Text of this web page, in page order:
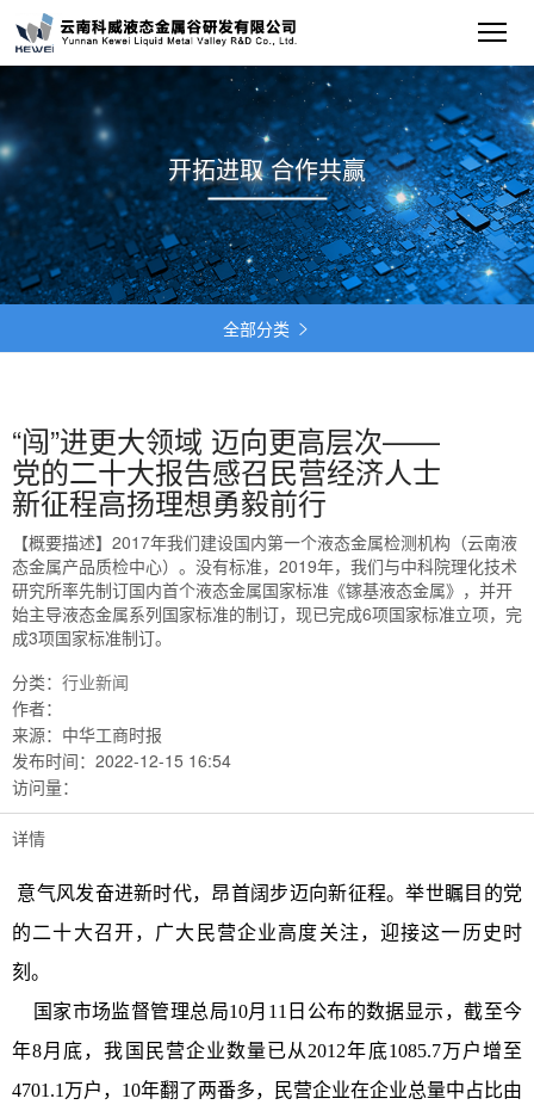
开拓进取 合作共赢
全部分类 
“闯”进更大领域 迈向更高层次——
党的二十大报告感召民营经济人士
新征程高扬理想勇毅前行
【概要描述】 2017年我们建设国内第一个液态金属检测机构（云南液
态金属产品质检中心）。没有标准，2019年，我们与中科院理化技术
研究所率先制订国内首个液态金属国家标准《镓基液态金属》，并开
始主导液态金属系列国家标准的制订，现已完成6项国家标准立项，完
成3项国家标准制订。
分类： 行业新闻
作者：
来源： 中华工商时报
发布时间： 2022-12-15 16:54
访问量：
详情
意气风发奋进新时代，昂首阔步迈向新征程。举世瞩目的党
的二十大召开，广大民营企业高度关注，迎接这一历史时
刻。
国家市场监督管理总局10月11日公布的数据显示，截至今
年8月底，我国民营企业数量已从2012年底1085.7万户增至
4701.1万户，10年翻了两番多，民营企业在企业总量中占比由